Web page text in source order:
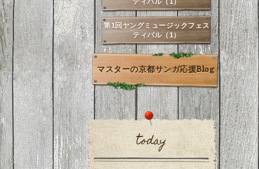
第1回ヤングミュージックフェス
ティバル（1）
マスターの京都サンガ応援Blog
today